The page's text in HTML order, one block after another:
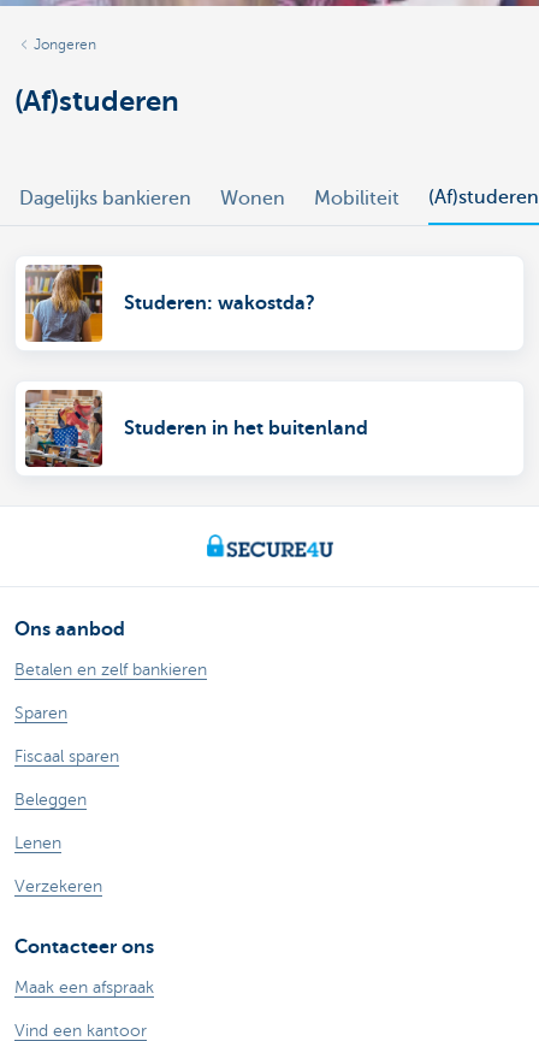
Jongeren
(Af)studeren
Dagelijks bankieren Wonen Mobiliteit (Af)studeren
Studeren: wakostda?
Studeren in het buitenland
Ons aanbod
Betalen en zelf bankieren
Sparen
Fiscaal sparen
Beleggen
Lenen
Verzekeren
Contacteer ons
Maak een afspraak
Vind een kantoor